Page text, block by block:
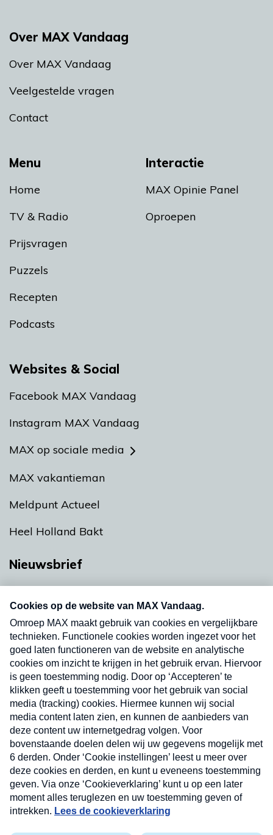
Menu
Home
TV & Radio
Prijsvragen
Puzzels
Recepten
Podcasts
Interactie
MAX Opinie Panel
Oproepen
Over MAX Vandaag
Over MAX Vandaag
Veelgestelde vragen
Contact
Websites & Social
Facebook MAX Vandaag
Instagram MAX Vandaag
MAX op sociale media
MAX vakantieman
Meldpunt Actueel
Heel Holland Bakt
Nieuwsbrief
nieuwsbrief. Elke vrijdag- en dinsdagochtend in
uw mailbox.
Verzend
Nieuwsbrief
Neem hier een gratis abonnement op onze
nieuwsbrief. Elke vrijdag- en dinsdagochtend in uw